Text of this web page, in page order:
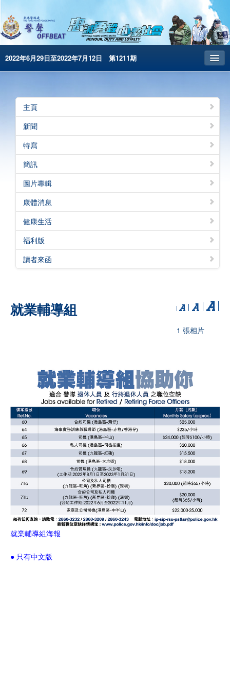
2022年6月29日至2022年7月12日 第1211期
昔日警聲
警務處主頁
简体版
English
電子書版
警聲特刊
主頁
新聞
特寫
簡訊
圖片專輯
康體消息
健康生活
福利版
讀者來函
就業輔導組
1 張相片
就業輔導組海報
● 只有中文版